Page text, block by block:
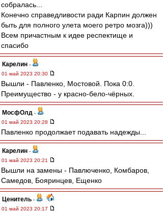
собралась...
Конечно справедливости ради Карпин должен
быть для полного улета моего ретро мозга)))
Всем причастным к идее респектище и
спасибо
Карелин -
01 май 2023 20:30
Вышли - Павленко, Мостовой. Пока 0:0.
Преимущество - у красно-бело-чёрных.
МосфОлд -
01 май 2023 20:28
Павленко продолжает подавать надежды...
Карелин -
01 май 2023 20:21
Вышли на замены - Павлюченко, Комбаров,
Самедов, Бояринцев, Ещенко
Ценитель -
01 май 2023 20:17